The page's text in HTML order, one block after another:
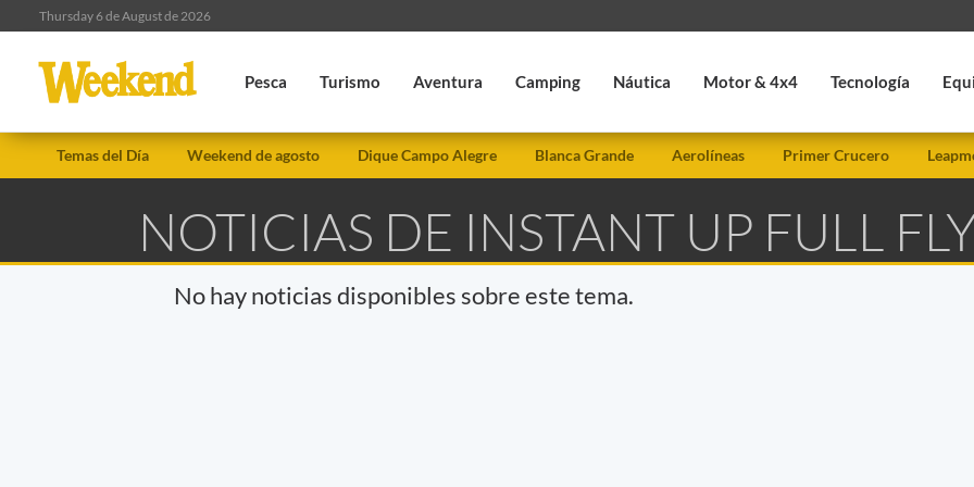
Thursday 6 de August de 2026
Pesca Turismo Aventura Camping Náutica Motor & 4x4 Tecnología
Temas del Día Weekend de agosto Dique Campo Alegre Blanca Grande Aerolíneas Primer Crucero
NOTICIAS DE INSTANT UP FULL
No hay noticias disponibles sobre este tema.